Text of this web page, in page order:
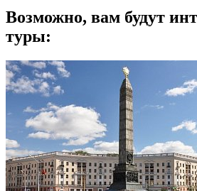
Возможно, вам будут
туры: